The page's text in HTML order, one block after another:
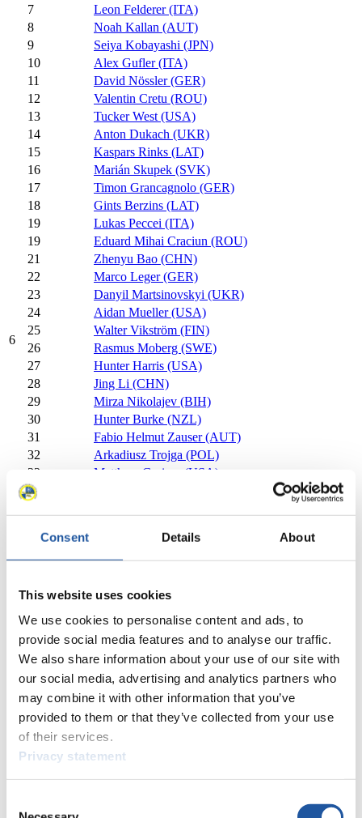
Consent Details About
This website uses cookies
We use cookies to personalise content and ads, to
provide social media features and to analyse our traffic.
We also share information about your use of our site with
our social media, advertising and analytics partners who
may combine it with other information that you’ve
provided to them or that they’ve collected from your use
of their services.
Privacy statement
6
7
Leon Felderer (ITA)
8
Noah Kallan (AUT)
9
Seiya Kobayashi (JPN)
10
Alex Gufler (ITA)
11
David Nössler (GER)
12
Valentin Cretu (ROU)
13
Tucker West (USA)
14
Anton Dukach (UKR)
15
Kaspars Rinks (LAT)
16
Marián Skupek (SVK)
17
Timon Grancagnolo (GER)
18
Gints Berzins (LAT)
19
Lukas Peccei (ITA)
19
Eduard Mihai Craciun (ROU)
21
Zhenyu Bao (CHN)
22
Marco Leger (GER)
23
Danyil Martsinovskyi (UKR)
24
Aidan Mueller (USA)
25
Walter Vikström (FIN)
26
Rasmus Moberg (SWE)
27
Hunter Harris (USA)
28
Jing Li (CHN)
29
Mirza Nikolajev (BIH)
30
Hunter Burke (NZL)
31
Fabio Helmut Zauser (AUT)
32
Arkadiusz Trojga (POL)
33
Matthew Greiner (USA)
34
Jakub Vepřovský (CZE)
38
Philipp Brunner (ITA)
40
Yangfan Li (CHN)
41
Anton Shevchuk (UKR)
Oleksandr Lomakovych (UKR)
45
Bruno Mick (SVK)
46
Roberts Lazdans (LAT)
47
Ola Brandstadmoen (NOR)
48
Christian Bosman (SVK)
48
Joakim Klaastad (NOR)
52